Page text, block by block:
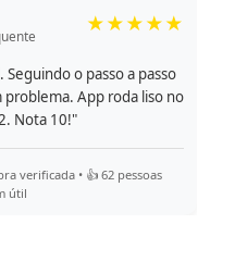
★★★★★
o passo a passo
App roda liso no
Nota 10!"
verificada • 👍 62 pessoas
útil